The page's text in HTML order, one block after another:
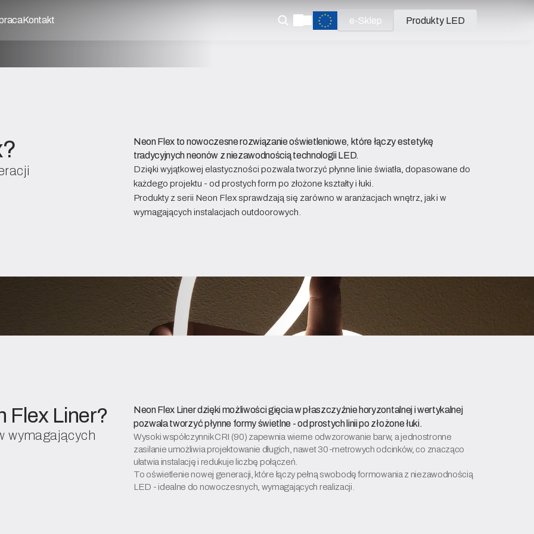
Neon Flex to nowoczesne rozwiązanie oświetleniowe, które łączy estetykę
tradycyjnych neonów z niezawodnością technologii LED.
Dzięki wyjątkowej elastyczności pozwala tworzyć płynne linie światła, dopasowane do
każdego projektu - od prostych form po złożone kształty i łuki.
Produkty z serii Neon Flex sprawdzają się zarówno w aranżacjach wnętrz, jak i w
wymagających instalacjach outdoorowych.
CRI 90 i możliwość
zasilaniem
powłoka
zewnątrz.
Flex Liner?
wymagających
Neon Flex Liner dzięki możliwości gięcia w płaszczyźnie horyzontalnej i wertykalnej
pozwala tworzyć płynne formy świetlne - od prostych linii po złożone łuki.
Wysoki współczynnik CRI (90) zapewnia wierne odwzorowanie barw, a jednostronne
zasilanie umożliwia projektowanie długich, nawet 30-metrowych odcinków, co znacząco
ułatwia instalację i redukuje liczbę połączeń.
To oświetlenie nowej generacji, które łączy pełną swobodę formowania z niezawodnością
LED - idealne do nowoczesnych, wymagających realizacji.
Kontakt e-Sklep Produkty LED